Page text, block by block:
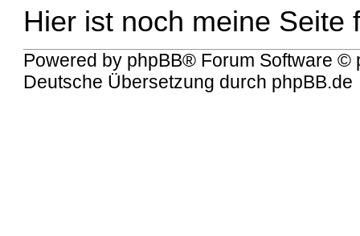
Hier ist noch meine
Powered by phpBB® Forum Software ©
Deutsche Übersetzung durch phpBB.de